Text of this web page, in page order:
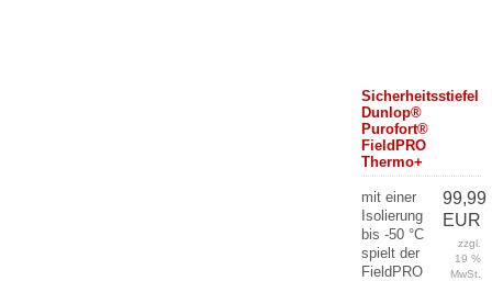
Sicherheitsstiefel
Dunlop®
Purofort®
FieldPRO
Thermo+
mit einer
Isolierung
bis -50 °C
spielt der
FieldPRO
99,99
EUR
zzgl.
19 %
MwSt.